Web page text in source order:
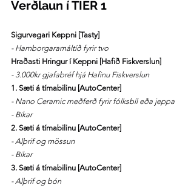
Verðlaun í TIER 1
Sigurvegari Keppni [Tasty]
- Hamborgaramáltíð fyrir tvo
Hraðasti Hringur í Keppni [Hafið Fiskverslun]
- 3.000kr gjafabréf hjá Hafinu Fiskverslun
1. Sæti á tímabilinu [AutoCenter]
- Nano Ceramic meðferð fyrir fólksbíl eða jeppa
- Bikar
2. Sæti á tímabilinu [AutoCenter]
- Alþrif og mössun
- Bikar
3. Sæti á tímabilinu [AutoCenter]
- Alþrif og bón